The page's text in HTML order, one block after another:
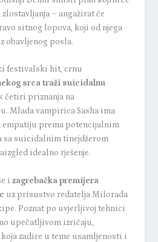
– angažirat će
sitnog lopova, koji od njega
obavljenog posla.
festivalski hit, crnu
srca traži suicidalnu
četiri priznanja na
Mlada vampirica Sasha ima
empatiju prema potencijalnim
sa suicidalnim tinejdžerom
idealno rješenje.
i zagrebačka premijera
uz prisustvo redatelja Milorada
Poznat po uvjerljivoj tehnici
upečatljivom izričaju,
zadire u teme usamljenosti i